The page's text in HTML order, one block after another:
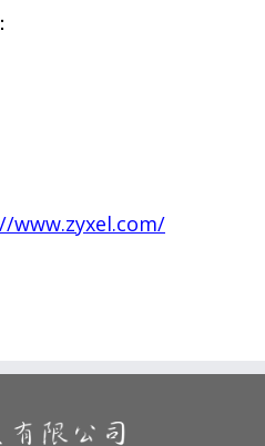
www.zyxel.com/